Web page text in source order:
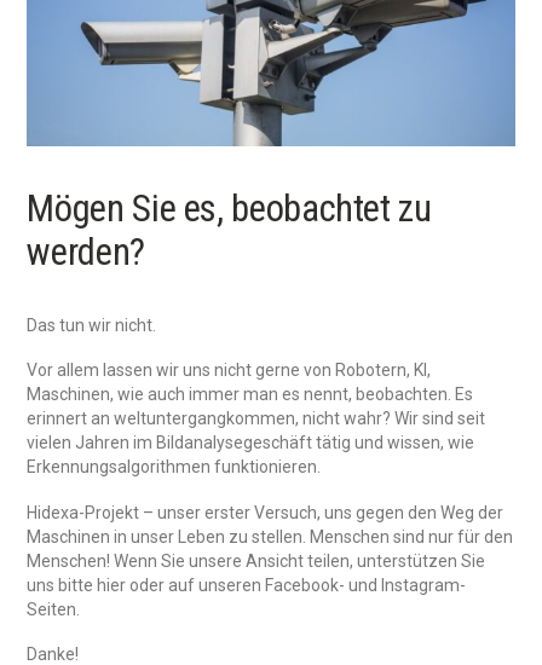
Mögen Sie es, beobachtet zu
werden?
Das tun wir nicht.
Vor allem lassen wir uns nicht gerne von Robotern, KI,
Maschinen, wie auch immer man es nennt, beobachten. Es
erinnert an weltuntergangkommen, nicht wahr? Wir sind seit
vielen Jahren im Bildanalysegeschäft tätig und wissen, wie
Erkennungsalgorithmen funktionieren.
Hidexa-Projekt – unser erster Versuch, uns gegen den Weg der
Maschinen in unser Leben zu stellen. Menschen sind nur für den
Menschen! Wenn Sie unsere Ansicht teilen, unterstützen Sie
uns bitte hier oder auf unseren Facebook- und Instagram-
Seiten.
Danke!